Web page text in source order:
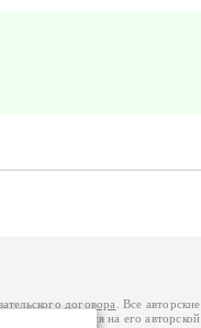
договора
. Все авторские
обратиться на его авторской